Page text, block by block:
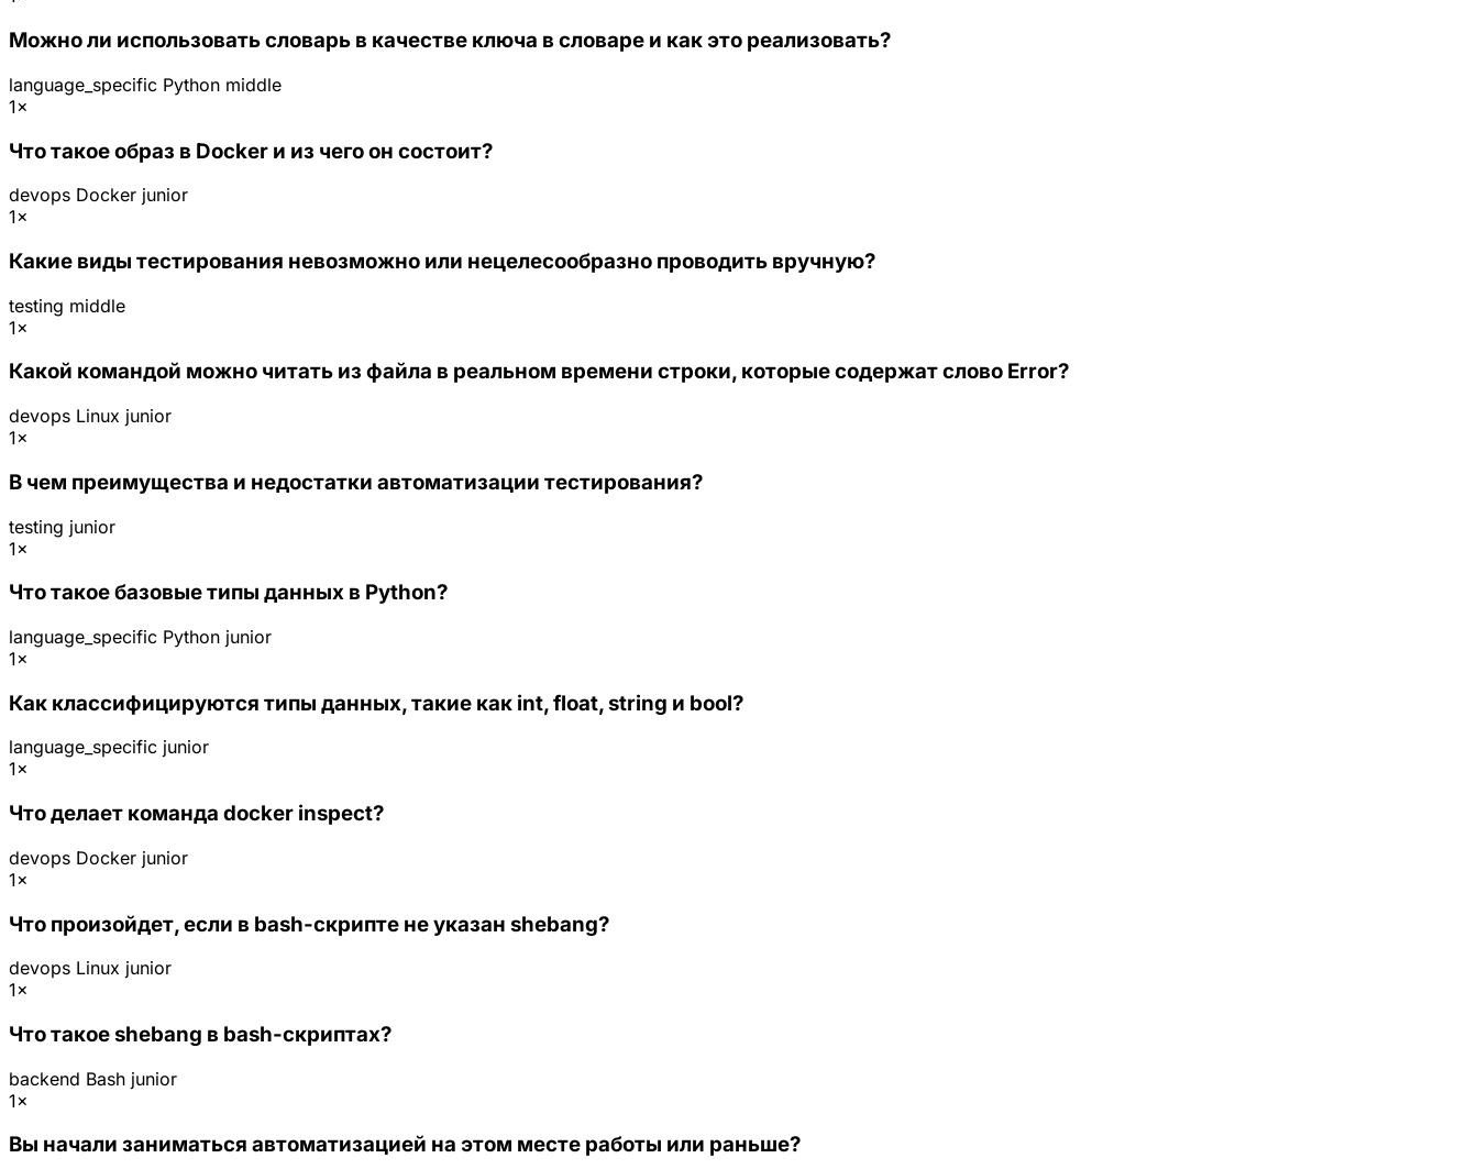
Можно ли использовать словарь в качестве ключа в словаре и как это реализовать?
language_specific Python middle
1×
Что такое образ в Docker и из чего он состоит?
devops Docker junior
1×
Какие виды тестирования невозможно или нецелесообразно проводить вручную?
testing middle
1×
Какой командой можно читать из файла в реальном времени строки, которые содержат слово Error?
devops Linux junior
1×
В чем преимущества и недостатки автоматизации тестирования?
testing junior
1×
Что такое базовые типы данных в Python?
language_specific Python junior
1×
Как классифицируются типы данных, такие как int, float, string и bool?
language_specific junior
1×
Что делает команда docker inspect?
devops Docker junior
1×
Что произойдет, если в bash-скрипте не указан shebang?
devops Linux junior
1×
Что такое shebang в bash-скриптах?
backend Bash junior
1×
Вы начали заниматься автоматизацией на этом месте работы или раньше?